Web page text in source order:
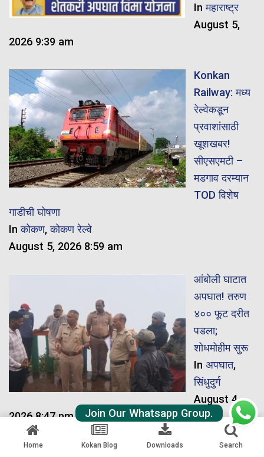
Inमहाराष्ट्र
August 5,
2026 9:39 am
Konkan
Railway: मध्य
रेल्वेकडून
प्रवाशांसाठी
खूशखबर!
सीएसएमटी –
मडगाव दरम्यान
TOD विशेष
गाडीची घोषणा
Inकोकण,कोकण रेल्वे
August 5, 2026 8:59 am
आंबोली घाटात
अपघात! तरुण
४०० फूट दरीत
पडला;
शोधमोहीम सुरू
In अपघात,
सिंधुदुर्ग
August 4,
2026 8:47 pm
नवीन गाडी मंजूर
Home Kokan Blog Downloads Search
Join Our Whatsapp Group.